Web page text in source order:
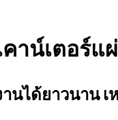
าน์เตอร์แ
ได้ยาวนาน